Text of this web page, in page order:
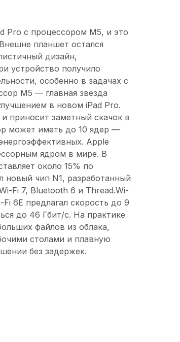
Pro с процессором M5, и это
планшет остался
дизайн,
устройство получило
особенно в задачах с
M5 — главная звезда
в новом iPad Pro.
приносит заметный скачок в
может иметь до 10 ядер —
Apple
ядром в мире. В
около 15% по
новый чип N1, разработанный
Fi 7, Bluetooth 6 и Thread.Wi-
6E предлагал скорость до 9
до 46 Гбит/с. На практике
файлов из облака,
столами и плавную
без задержек.